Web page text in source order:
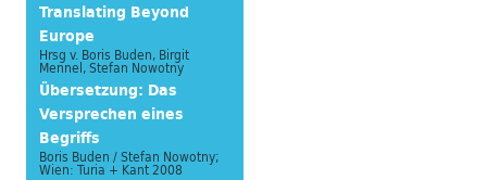
Translating Beyond
Europe
Hrsg v. Boris Buden, Birgit
Mennel, Stefan Nowotny
Übersetzung: Das
Versprechen eines
Begriffs
Boris Buden / Stefan Nowotny;
Wien: Turia + Kant 2008